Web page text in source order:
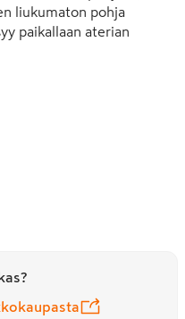
liukumaton pohja
paikallaan aterian
jokapäiväiseen
ja
se voidaan lajitella
on painettu suloinen